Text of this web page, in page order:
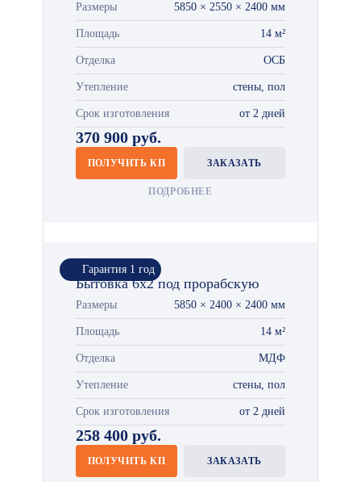
Размеры 5850 × 2550 × 2400 мм
Площадь 14 м²
Отделка ОСБ
Утепление стены, пол
Срок изготовления от 2 дней
370 900 руб.
ПОЛУЧИТЬ КП ЗАКАЗАТЬ
ПОДРОБНЕЕ
Гарантия 1 год
Бытовка 6х2 под прорабскую
Размеры 5850 × 2400 × 2400 мм
Площадь 14 м²
Отделка МДФ
Утепление стены, пол
Срок изготовления от 2 дней
258 400 руб.
ПОЛУЧИТЬ КП ЗАКАЗАТЬ